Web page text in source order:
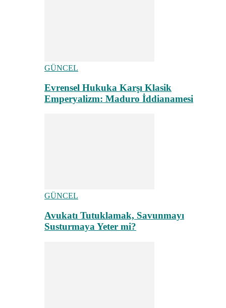
GÜNCEL
Evrensel Hukuka Karşı Klasik
Emperyalizm: Maduro İddianamesi
GÜNCEL
Avukatı Tutuklamak, Savunmayı
Susturmaya Yeter mi?